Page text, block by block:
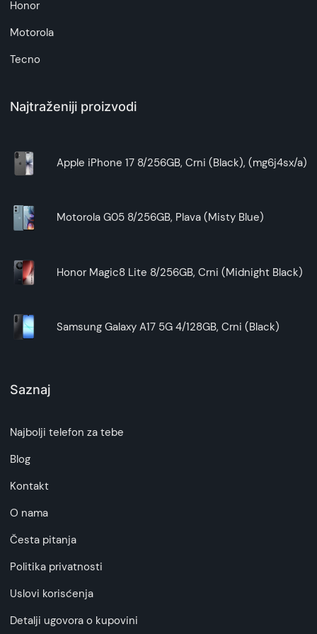
Honor
Motorola
Tecno
Najtraženiji proizvodi
Apple iPhone 17 8/256GB, Crni (Black), (mg6j4sx/a)
Motorola G05 8/256GB, Plava (Misty Blue)
Honor Magic8 Lite 8/256GB, Crni (Midnight Black)
Samsung Galaxy A17 5G 4/128GB, Crni (Black)
Saznaj
Najbolji telefon za tebe
Blog
Kontakt
O nama
Česta pitanja
Politika privatnosti
Uslovi korisćenja
Detalji ugovora o kupovini